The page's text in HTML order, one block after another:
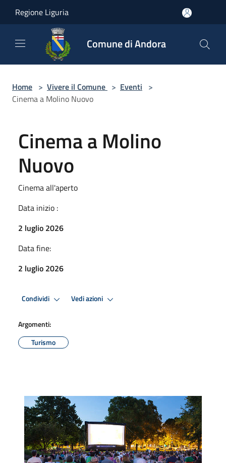
Regione Liguria
Comune di Andora
Home > Vivere il Comune > Eventi >
Cinema a Molino Nuovo
Cinema a Molino
Nuovo
Cinema all'aperto
Data inizio :
2 luglio 2026
Data fine:
2 luglio 2026
Condividi Vedi azioni
Argomenti:
Turismo